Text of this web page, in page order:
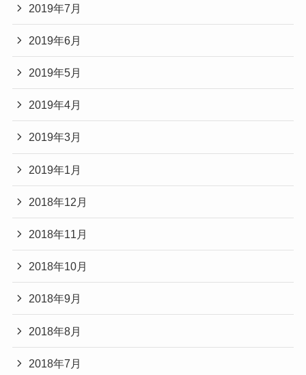
2019年7月
2019年6月
2019年5月
2019年4月
2019年3月
2019年1月
2018年12月
2018年11月
2018年10月
2018年9月
2018年8月
2018年7月